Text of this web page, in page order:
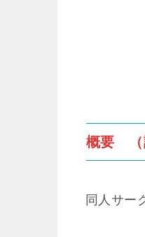
概要 （
同人サー